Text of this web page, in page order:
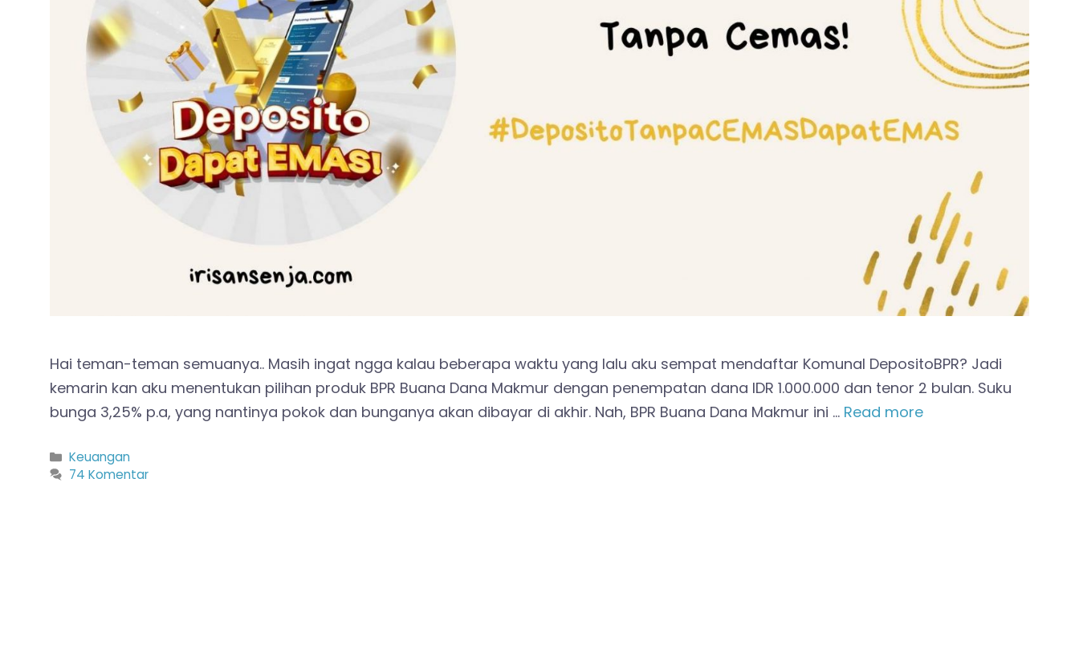
Hai teman-teman semuanya.. Masih ingat ngga kalau beberapa waktu yang lalu aku sempat mendaftar Komunal DepositoBPR? Jadi
kemarin kan aku menentukan pilihan produk BPR Buana Dana Makmur dengan penempatan dana IDR 1.000.000 dan tenor 2 bulan. Suku
bunga 3,25% p.a, yang nantinya pokok dan bunganya akan dibayar di akhir. Nah, BPR Buana Dana Makmur ini … Read more
Kategori
Keuangan
74 Komentar